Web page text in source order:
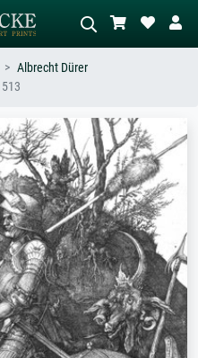
Décrivez la scène – ex. prairie verte,
abstrait avec beaucoup de rouge,
tableau sombre, nu debout près d'un
arbre.
Albrecht Dürer